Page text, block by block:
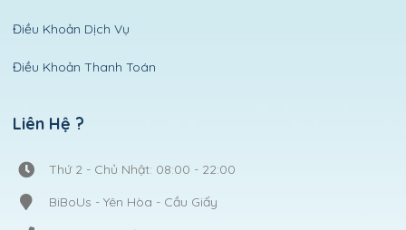
Điều Khoản Dịch Vụ
Điều Khoản Thanh Toán
Liên Hệ ?
Thứ 2 - Chủ Nhật: 08:00 - 22:00
BiBoUs - Yên Hòa - Cầu Giấy